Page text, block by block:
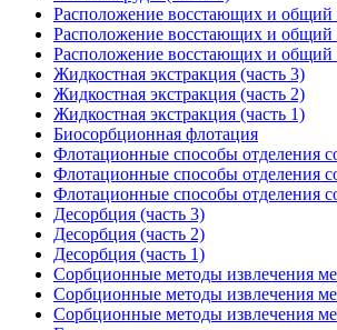
Расположение восстающих и общий
Расположение восстающих и общий
Расположение восстающих и общий
Жидкостная экстракция (часть 3)
Жидкостная экстракция (часть 2)
Жидкостная экстракция (часть 1)
Биосорбционная флотация
Флотационные способы отделения
Флотационные способы отделения
Флотационные способы отделения
Десорбция (часть 3)
Десорбция (часть 2)
Десорбция (часть 1)
Сорбционные методы извлечения
Сорбционные методы извлечения
Сорбционные методы извлечения